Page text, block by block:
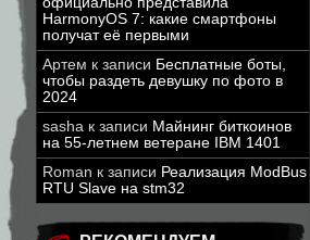
HarmonyOS 7: какие смартфоны
получат её первыми
Артем к записи Бесплатные боты,
чтобы раздеть девушку по фото в
2024
sasha к записи Майнинг биткоинов
на 55-летнем ветеране IBM 1401
Roman к записи Реализация ModBus
RTU Slave на stm32